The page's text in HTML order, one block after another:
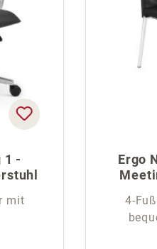
1 -
mit
Ergo
4-